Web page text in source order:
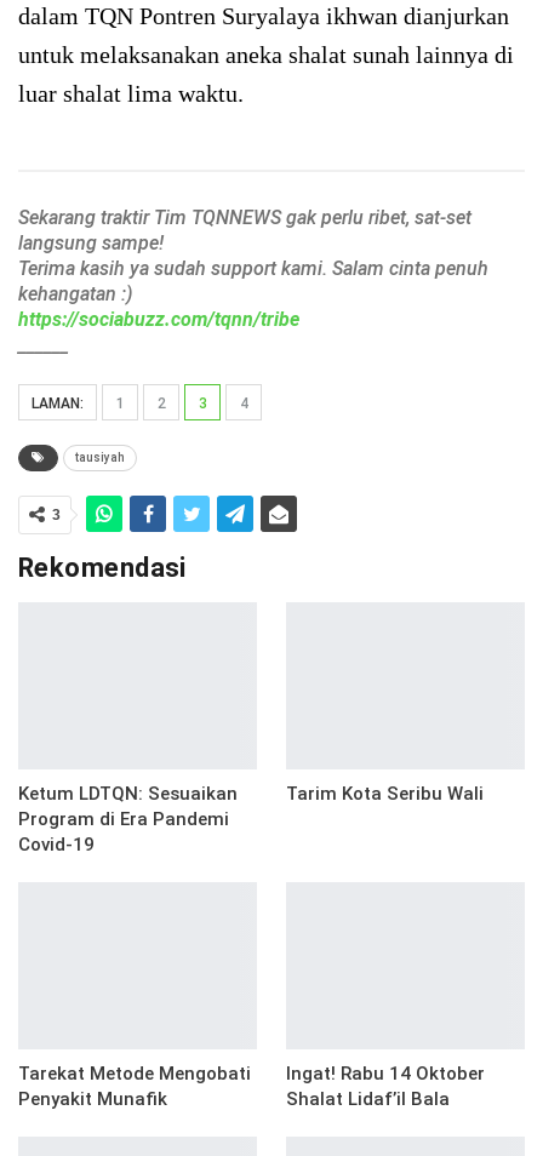
dalam TQN Pontren Suryalaya ikhwan dianjurkan
untuk melaksanakan aneka shalat sunah lainnya di
luar shalat lima waktu.
Sekarang traktir Tim TQNNEWS gak perlu ribet, sat-set
langsung sampe!
Terima kasih ya sudah support kami. Salam cinta penuh
kehangatan :)
https://sociabuzz.com/tqnn/tribe
LAMAN: 1 2 3 4
tausiyah
3
Rekomendasi
Ketum LDTQN: Sesuaikan
Program di Era Pandemi
Covid-19
Tarim Kota Seribu Wali
Tarekat Metode Mengobati
Penyakit Munafik
Ingat! Rabu 14 Oktober
Shalat Lidaf’il Bala